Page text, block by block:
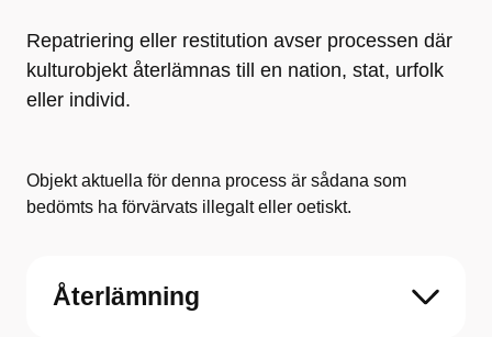
Repatriering eller restitution avser processen där
kulturobjekt återlämnas till en nation, stat, urfolk
eller individ.
Objekt aktuella för denna process är sådana som
bedömts ha förvärvats illegalt eller oetiskt.
Återlämning